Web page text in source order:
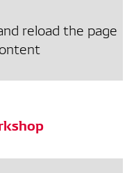
reload the page